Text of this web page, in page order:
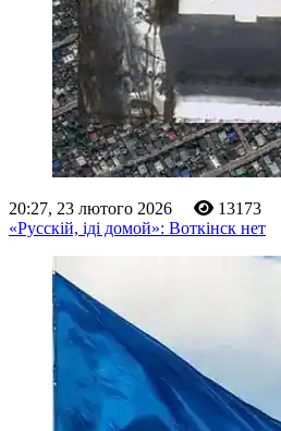
20:27, 23 лютого 2026
13173
«Русскій, іді домой»: Воткінск нет